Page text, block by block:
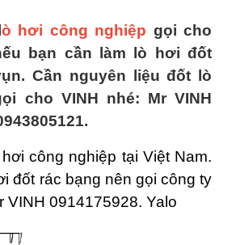
ò hơi công nghiệp gọi cho
bạn cần làm lò hơi đốt
Cần nguyên liệu đốt lò
cho VINH nhé: Mr VINH
công nghiệp tại Việt Nam.
đốt rác bạng nên gọi công ty
VINH 0914175928. Yalo